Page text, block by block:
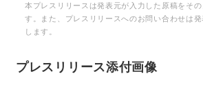
本プレスリリースは発表元が入力した原稿をその
す。また、プレスリリースへのお問い合わせは
します。
プレスリリース添付画像